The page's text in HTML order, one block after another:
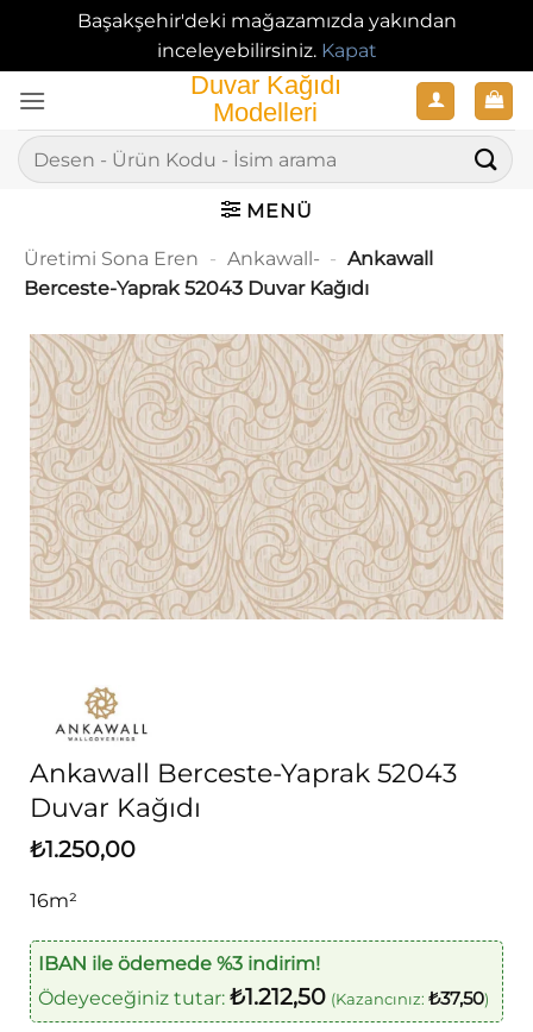
Başakşehir'deki mağazamızda yakından
inceleyebilirsiniz. Kapat
atla
Ara:
MENÜ
Üretimi Sona Eren - Ankawall- - Ankawall
Berceste-Yaprak 52043 Duvar Kağıdı
Ankawall Berceste-Yaprak 52043
Duvar Kağıdı
₺1.250,00
16m²
IBAN ile ödemede %3 indirim!
Ödeyeceğiniz tutar: ₺1.212,50 (Kazancınız: ₺37,50)